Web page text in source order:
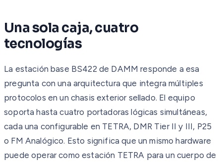
Una sola caja, cuatro
tecnologías
La estación base BS422 de DAMM responde a esa
pregunta con una arquitectura que integra múltiples
protocolos en un chasis exterior sellado. El equipo
soporta hasta cuatro portadoras lógicas simultáneas,
cada una configurable en TETRA, DMR Tier II y III, P25
o FM Analógico. Esto significa que un mismo hardware
puede operar como estación TETRA para un cuerpo de